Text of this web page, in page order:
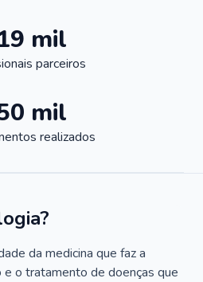
mil
parceiros
mil
realizados
da medicina que faz a
e o tratamento de doenças que